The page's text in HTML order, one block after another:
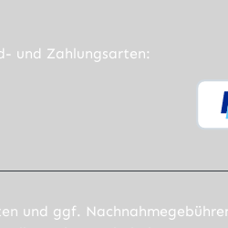
und Zahlungsarten:
und ggf.